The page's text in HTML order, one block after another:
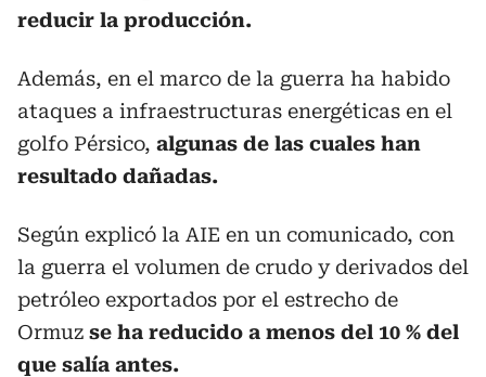
reducir la producción.
Además, en el marco de la guerra ha habido
ataques a infraestructuras energéticas en el
golfo Pérsico, algunas de las cuales han
resultado dañadas.
Según explicó la AIE en un comunicado, con
la guerra el volumen de crudo y derivados del
petróleo exportados por el estrecho de
Ormuz se ha reducido a menos del 10 % del
que salía antes.